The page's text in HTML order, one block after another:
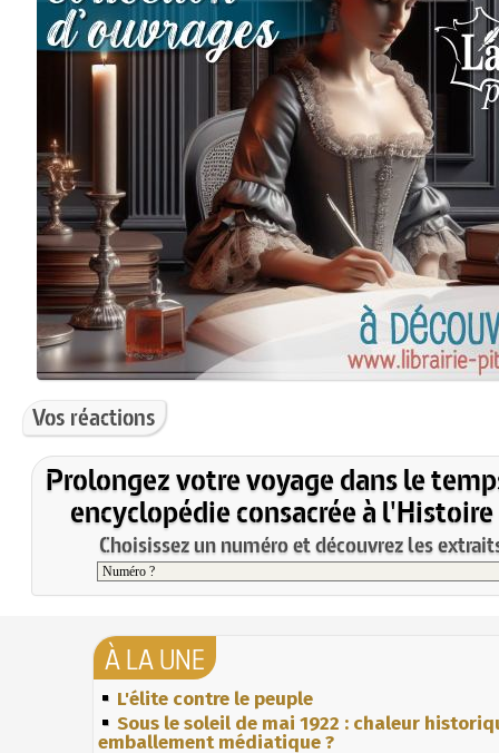
Vos réactions
Prolongez votre voyage dans le
encyclopédie consacrée à l'Histoire
Choisissez un numéro et découvrez les
À LA UNE
L'élite contre le peuple
Sous le soleil de mai 1922 : chaleur
emballement médiatique ?